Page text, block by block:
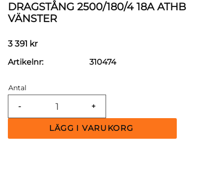
DRAGSTÅNG 2500/180/4 18A ATHB
VÄNSTER
3 391 kr
Antal
+
-
Artikelnr 310474